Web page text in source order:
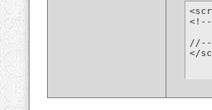
<!--
//--
</